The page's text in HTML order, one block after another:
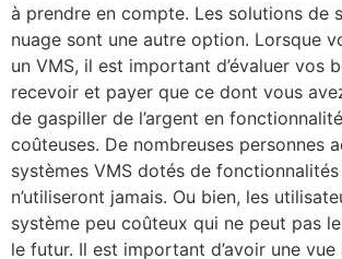
à prendre en compte. Les solutions de
nuage sont une autre option. Lorsque
un VMS, il est important d’évaluer vos
recevoir et payer que ce dont vous
de gaspiller de l’argent en
coûteuses. De nombreuses personnes
systèmes VMS dotés de fonctionnalités
n’utiliseront jamais. Ou bien, les
système peu coûteux qui ne peut pas
le futur. Il est important d’avoir une